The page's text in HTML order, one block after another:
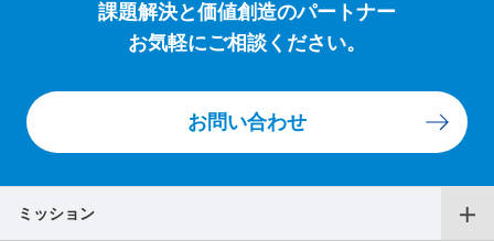
課題解決と価値創造のパートナー
お気軽にご相談ください。
お問い合わせ
ミッション